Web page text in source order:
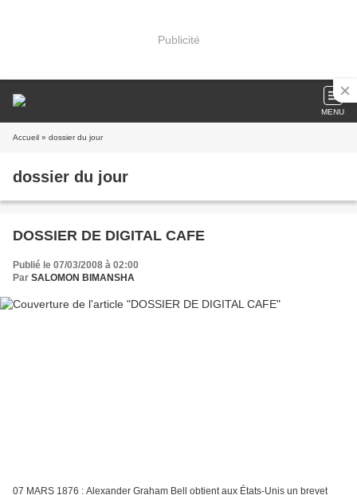
Publicité
MENU
Accueil » dossier du jour
dossier du jour
DOSSIER DE DIGITAL CAFE
Publié le 07/03/2008 à 02:00
Par SALOMON BIMANSHA
07 MARS 1876 : Alexander Graham Bell obtient aux États-Unis un brevet